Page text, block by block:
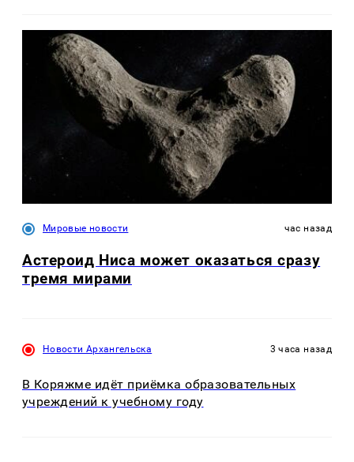
Мировые новости час назад
Астероид Ниса может оказаться сразу
тремя мирами
Новости Архангельска 3 часа назад
В Коряжме идёт приёмка образовательных
учреждений к учебному году